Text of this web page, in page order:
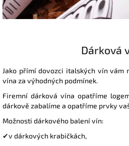
Dárková
Jako přímí dovozci italských vín vám
vína za výhodných podmínek.
Firemní dárková vína opatříme
dárkově zabalíme a opatříme prvky
Možnosti dárkového balení vín:
✔v dárkových krabičkách,